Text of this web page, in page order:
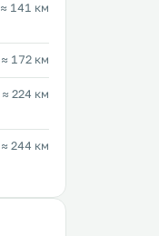
Отель Zimní stadion
расположен в городе
км от города Поляница-
услугам гостей бар. В некоторых
зона. Из отдельных номеров
открывается вид на реку
≈ 141 км
≈ 172 км
≈ 224 км
≈ 244 км